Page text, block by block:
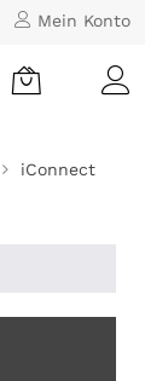
Mein Konto
iConnect